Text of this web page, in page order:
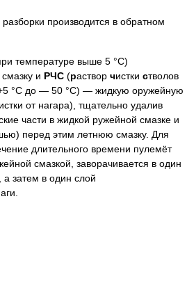
производится в обратном
температуре выше 5 °C)
и РЧС (раствор чистки стволов
°C до — 50 °C) — жидкую оружейную
от нагара), тщательно удалив
части в жидкой ружейной смазке и
перед этим летнюю смазку. Для
длительного времени пулемёт
смазкой, заворачивается в один
а затем в один слой